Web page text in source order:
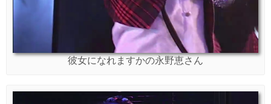
彼女になれますかの永野恵さん